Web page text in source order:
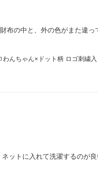
布の中と、外の色がまた違
んちゃん×ドット柄 ロゴ刺繍
ットに入れて洗濯するのが良